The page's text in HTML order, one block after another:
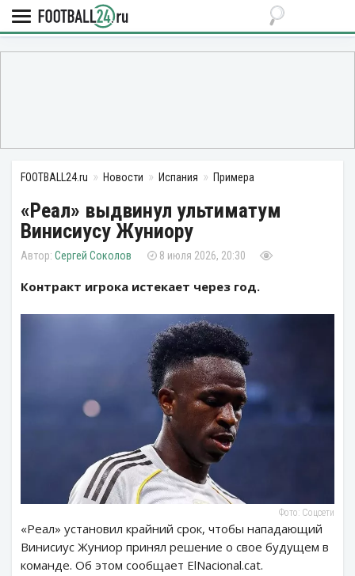
FOOTBALL24.ru Новости Испания Примера
«Реал» выдвинул ультиматум
Винисиусу Жуниору
Сергей Соколов 8 июля 2026, 20:30
Контракт игрока истекает через год.
Фото: Соцсети
«Реал» установил крайний срок, чтобы нападающий
Винисиус Жуниор принял решение о свое будущем в
команде. Об этом сообщает ElNacional.cat.